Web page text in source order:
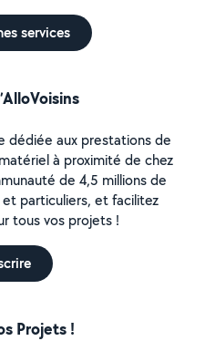
services
dédiée aux prestations de
à proximité de chez
de 4,5 millions de
particuliers, et facilitez
tous vos projets !
Projets !